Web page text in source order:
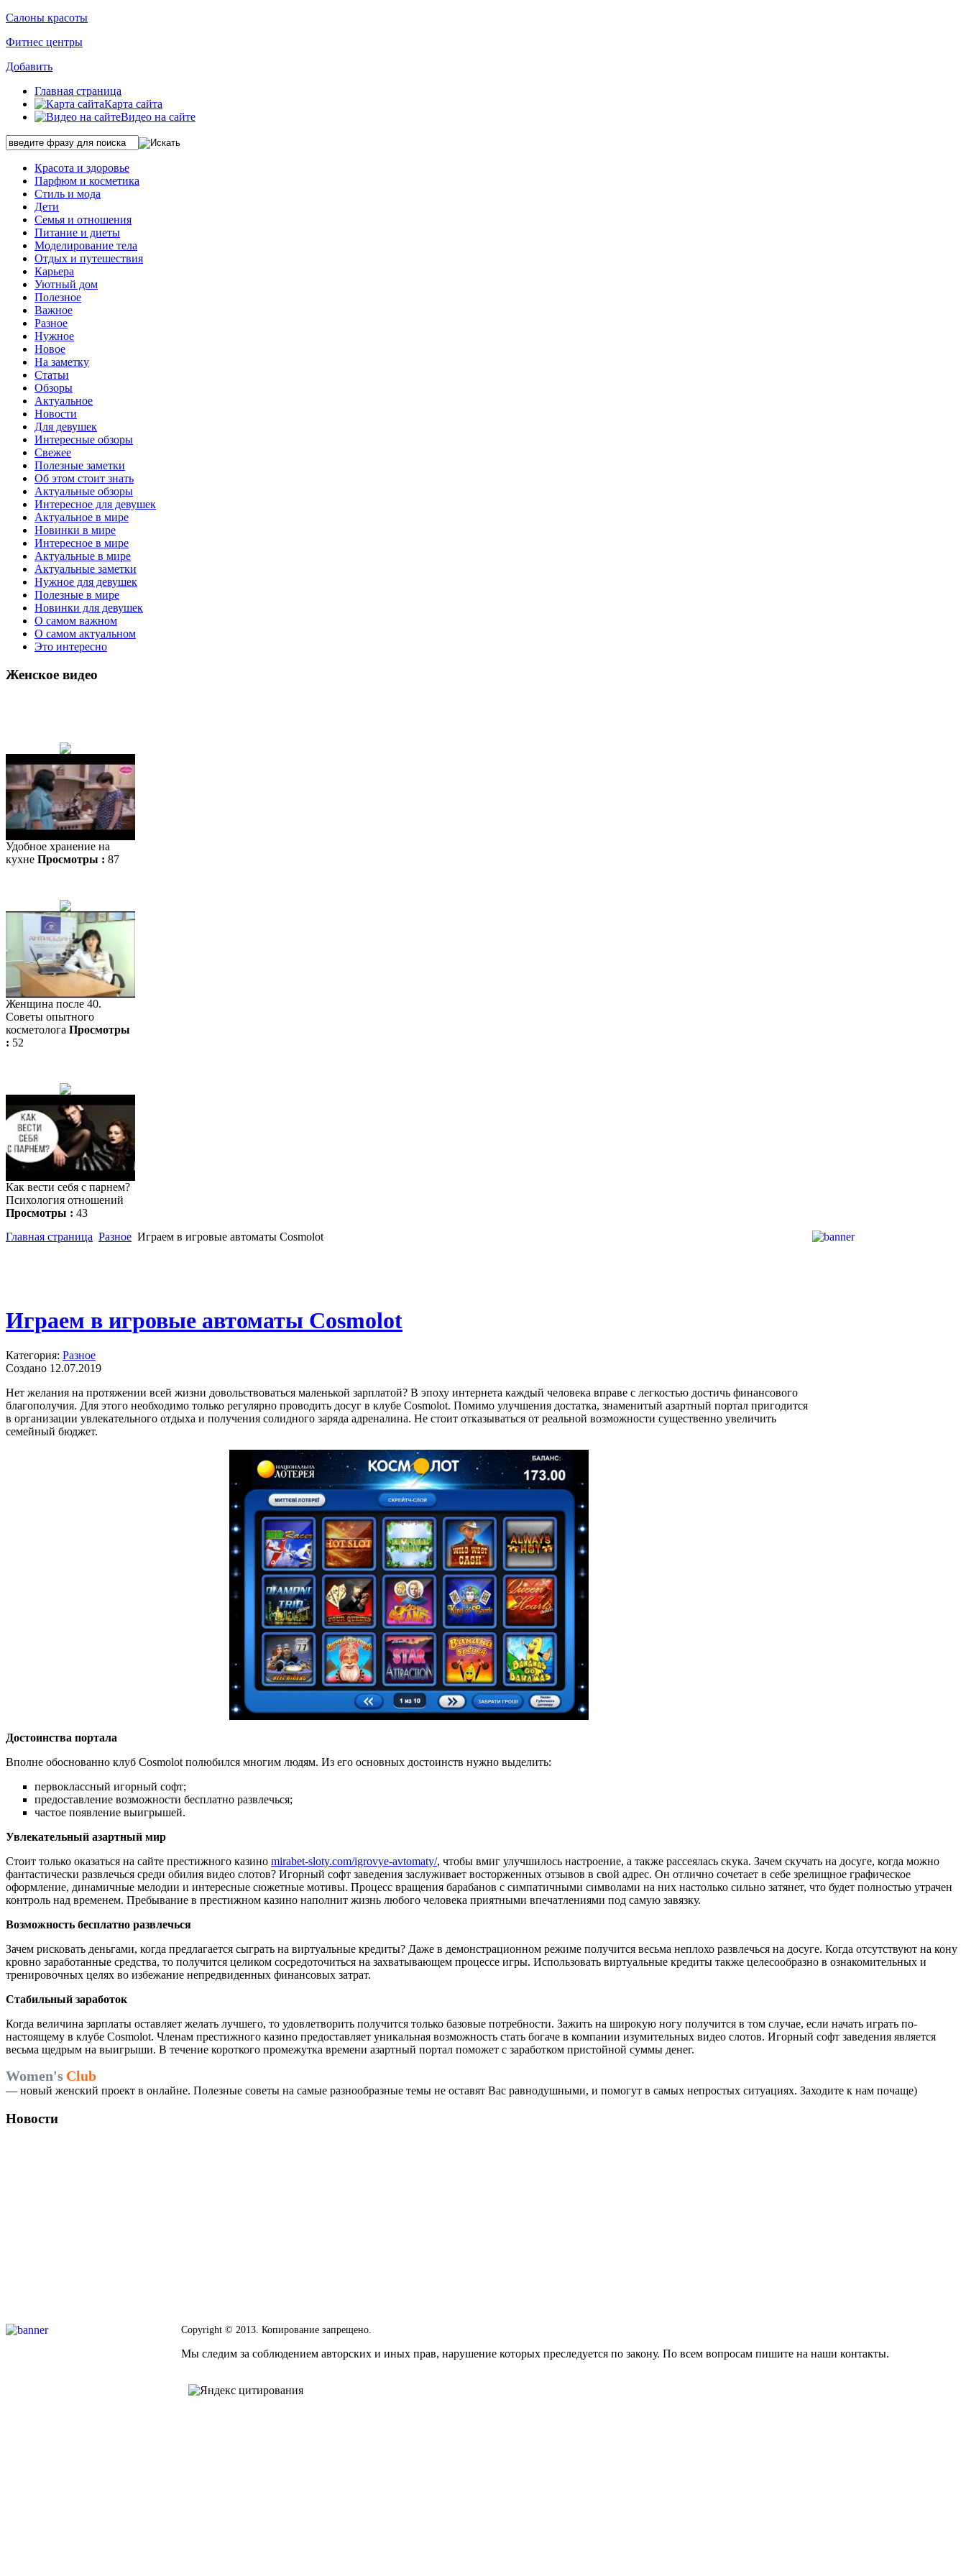
Салоны красоты
Фитнес центры
Добавить
Главная страница
Карта сайта
Видео на сайте
Красота и здоровье
Парфюм и косметика
Стиль и мода
Дети
Семья и отношения
Питание и диеты
Моделирование тела
Отдых и путешествия
Карьера
Уютный дом
Полезное
Важное
Разное
Нужное
Новое
На заметку
Статьи
Обзоры
Актуальное
Новости
Для девушек
Интересные обзоры
Свежее
Полезные заметки
Об этом стоит знать
Актуальные обзоры
Интересное для девушек
Актуальное в мире
Новинки в мире
Интересное в мире
Актуальные в мире
Актуальные заметки
Нужное для девушек
Полезные в мире
Новинки для девушек
О самом важном
О самом актуальном
Это интересно
Женское видео
Удобное хранение на
кухне Просмотры : 87
Женщина после 40.
Советы опытного
косметолога Просмотры
: 52
Как вести себя с парнем?
Психология отношений
Просмотры : 43
Главная страница Разное Играем в игровые автоматы Cosmolot
Играем в игровые автоматы Cosmolot
Категория: Разное
Создано 12.07.2019
Нет желания на протяжении всей жизни довольствоваться маленькой зарплатой? В эпоху интернета каждый человека вправе с легкостью достичь финансового
благополучия. Для этого необходимо только регулярно проводить досуг в клубе Cosmolot. Помимо улучшения достатка, знаменитый азартный портал пригодится
в организации увлекательного отдыха и получения солидного заряда адреналина. Не стоит отказываться от реальной возможности существенно увеличить
семейный бюджет.
Достоинства портала
Вполне обоснованно клуб Cosmolot полюбился многим людям. Из его основных достоинств нужно выделить:
первоклассный игорный софт;
предоставление возможности бесплатно развлечься;
частое появление выигрышей.
Увлекательный азартный мир
Стоит только оказаться на сайте престижного казино mirabet-sloty.com/igrovye-avtomaty/, чтобы вмиг улучшилось настроение, а также рассеялась скука. Зачем скучать на досуге, когда можно
фантастически развлечься среди обилия видео слотов? Игорный софт заведения заслуживает восторженных отзывов в свой адрес. Он отлично сочетает в себе зрелищное графическое
оформление, динамичные мелодии и интересные сюжетные мотивы. Процесс вращения барабанов с симпатичными символами на них настолько сильно затянет, что будет полностью утрачен
контроль над временем. Пребывание в престижном казино наполнит жизнь любого человека приятными впечатлениями под самую завязку.
Возможность бесплатно развлечься
Зачем рисковать деньгами, когда предлагается сыграть на виртуальные кредиты? Даже в демонстрационном режиме получится весьма неплохо развлечься на досуге. Когда отсутствуют на кону
кровно заработанные средства, то получится целиком сосредоточиться на захватывающем процессе игры. Использовать виртуальные кредиты также целесообразно в ознакомительных и
тренировочных целях во избежание непредвиденных финансовых затрат.
Стабильный заработок
Когда величина зарплаты оставляет желать лучшего, то удовлетворить получится только базовые потребности. Зажить на широкую ногу получится в том случае, если начать играть по-
настоящему в клубе Cosmolot. Членам престижного казино предоставляет уникальная возможность стать богаче в компании изумительных видео слотов. Игорный софт заведения является
весьма щедрым на выигрыши. В течение короткого промежутка времени азартный портал поможет с заработком пристойной суммы денег.
Women's Club
— новый женский проект в онлайне. Полезные советы на самые разнообразные темы не оставят Вас равнодушными, и помогут в самых непростых ситуациях. Заходите к нам почаще)
Новости
Copyright © 2013. Копирование запрещено.
Мы следим за соблюдением авторских и иных прав, нарушение которых преследуется по закону. По всем вопросам пишите на наши контакты.